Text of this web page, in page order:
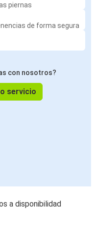
piernas
de forma segura
con nosotros?
servicio
a disponibilidad